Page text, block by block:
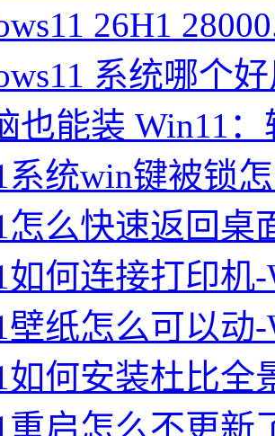
26H1
系统哪个
也能装 Win11
系统win键被锁
怎么快速返回桌
如何连接打印机
壁纸怎么可以动
如何安装杜比全
重启怎么不更新